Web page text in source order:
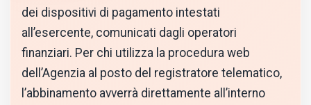
dei dispositivi di pagamento intestati
all’esercente, comunicati dagli operatori
finanziari. Per chi utilizza la procedura web
dell’Agenzia al posto del registratore telematico,
l’abbinamento avverrà direttamente all’interno